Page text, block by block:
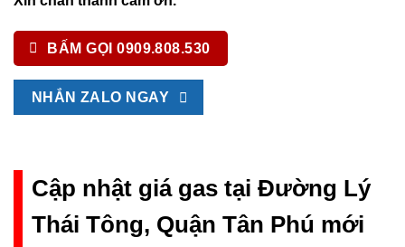
BẤM GỌI 0909.808.530
NHẮN ZALO NGAY
Cập nhật giá gas tại Đường Lý
Thái Tông, Quận Tân Phú mới